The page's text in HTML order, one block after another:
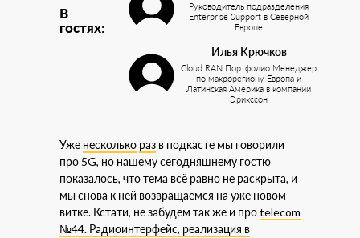
В
гостях:
Руководитель подразделения
Enterprise Support в Северной
Европе
Илья Крючков
Cloud RAN Портфолио Менеджер
по макрорегиону Европа и
Латинская Америка в компании
Эрикссон
Уже несколько раз в подкасте мы говорили
про 5G, но нашему сегодняшнему гостю
показалось, что тема всё равно не раскрыта, и
мы снова к ней возвращаемся на уже новом
витке. Кстати, не забудем так же и проtelecom
№44. Радиоинтерфейс, реализация в